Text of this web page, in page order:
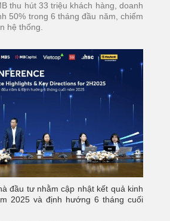
thu hút 33 triệu khách hàng, doanh
50% trong 6 tháng đầu năm, chiếm
hệ thống.
đầu tư nhằm cập nhật kết quả kinh
2025 và định hướng 6 tháng cuối